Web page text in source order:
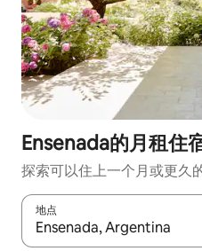
Ensenada的月租住
探索可以住上一个月或更久
地点
如有搜索结果，请使用上下